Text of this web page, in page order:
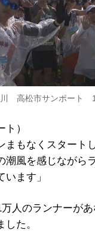
川 高松市サンポート
ト）
まもなくスタート
潮風を感じながら
います」
人のランナーが
た。